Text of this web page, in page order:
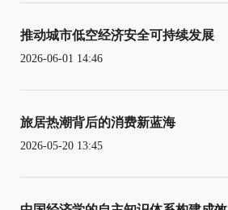
推动城市低空经济安全可持续发展
2026-06-01 14:46
旅居热潮背后的消费新蓝海
2026-05-20 13:45